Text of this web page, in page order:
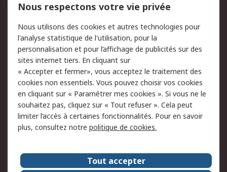
du site
Politique de protection
des données - Mise à
jour
Sécurité des E-mails
Conditions générales
de vente
Politique anti-
corruption
Campagnes marketing
A propos de RS
A propos de RS France
Evénements
Le groupe RS Group Plc
Presse
Nous respectons votre vie privée
Nous utilisons des cookies et autres technologies pour
l'analyse statistique de l'utilisation, pour la
personnalisation et pour l’affichage de publicités sur des
sites internet tiers. En cliquant sur
« Accepter et fermer», vous acceptez le traitement des
cookies non essentiels. Vous pouvez choisir vos cookies
en cliquant sur « Paramétrer mes cookies ». Si vous ne le
souhaitez pas, cliquez sur « Tout refuser ». Cela peut
limiter l’accès à certaines fonctionnalités. Pour en savoir
plus, consultez notre politique de cookies.
Tout accepter